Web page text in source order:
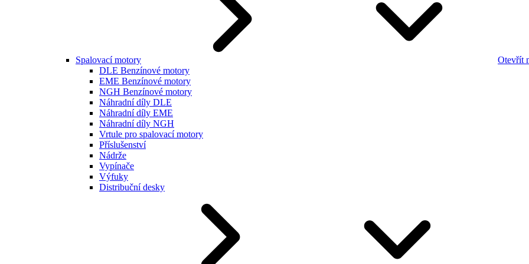
Spalovací motory
Otevřít
DLE Benzínové motory
EME Benzínové motory
NGH Benzínové motory
Náhradní díly DLE
Náhradní díly EME
Náhradní díly NGH
Vrtule pro spalovací motory
Příslušenství
Nádrže
Vypínače
Výfuky
Distribuční desky